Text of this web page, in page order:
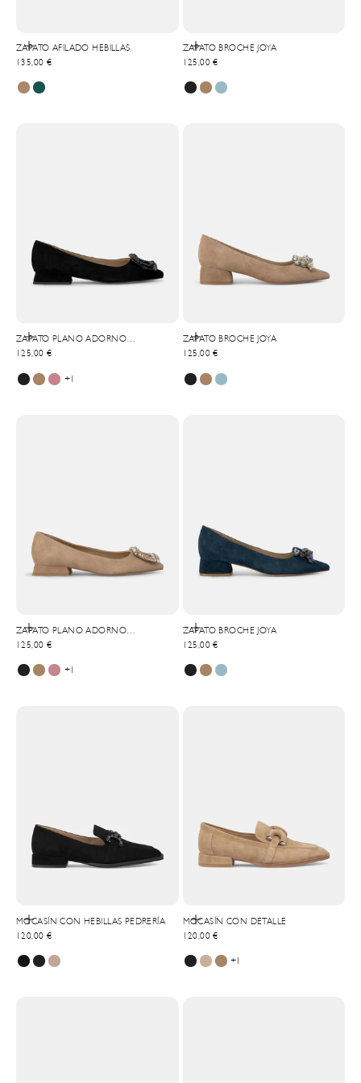
Elige opciones
ZAPATO AFILADO HEBILLAS
Precio de oferta
135,00 €
Elige opciones
ZAPATO BROCHE JOYA
Precio de oferta
125,00 €
Elige opciones
ZAPATO PLANO ADORNO
CUADRADO
Precio de oferta
125,00 €
+1
Elige opciones
ZAPATO BROCHE JOYA
Precio de oferta
125,00 €
Elige opciones
ZAPATO PLANO ADORNO
CUADRADO
Precio de oferta
125,00 €
+1
Elige opciones
ZAPATO BROCHE JOYA
Precio de oferta
125,00 €
Elige opciones
MOCASÍN CON HEBILLAS PEDRERÍA
Precio de oferta
120,00 €
Elige opciones
MOCASÍN CON DETALLE
Precio de oferta
120,00 €
+1